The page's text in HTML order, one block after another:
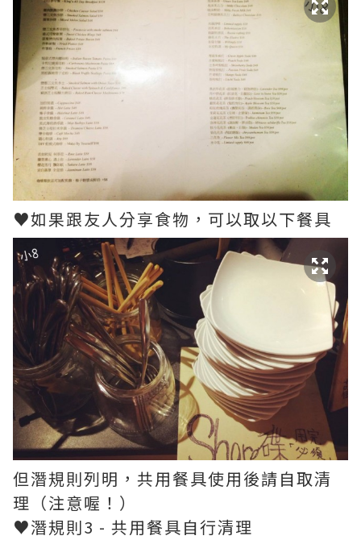
♥如果跟友人分享食物，可以取以下餐具
但潛規則列明，共用餐具使用後請自取清
理（注意喔！）
♥潛規則3 - 共用餐具自行清理